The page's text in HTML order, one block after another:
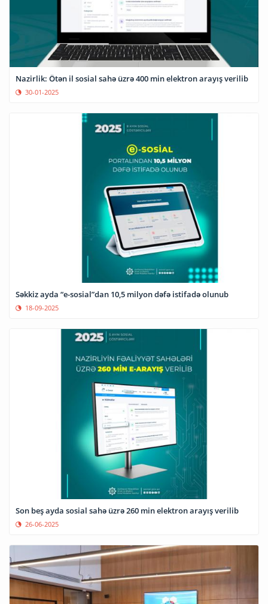
Nazirlik: Ötən il sosial sahə üzrə 400 min elektron arayış verilib
30-01-2025
Səkkiz ayda “e-sosial”dan 10,5 milyon dəfə istifadə olunub
18-09-2025
Son beş ayda sosial sahə üzrə 260 min elektron arayış verilib
26-06-2025